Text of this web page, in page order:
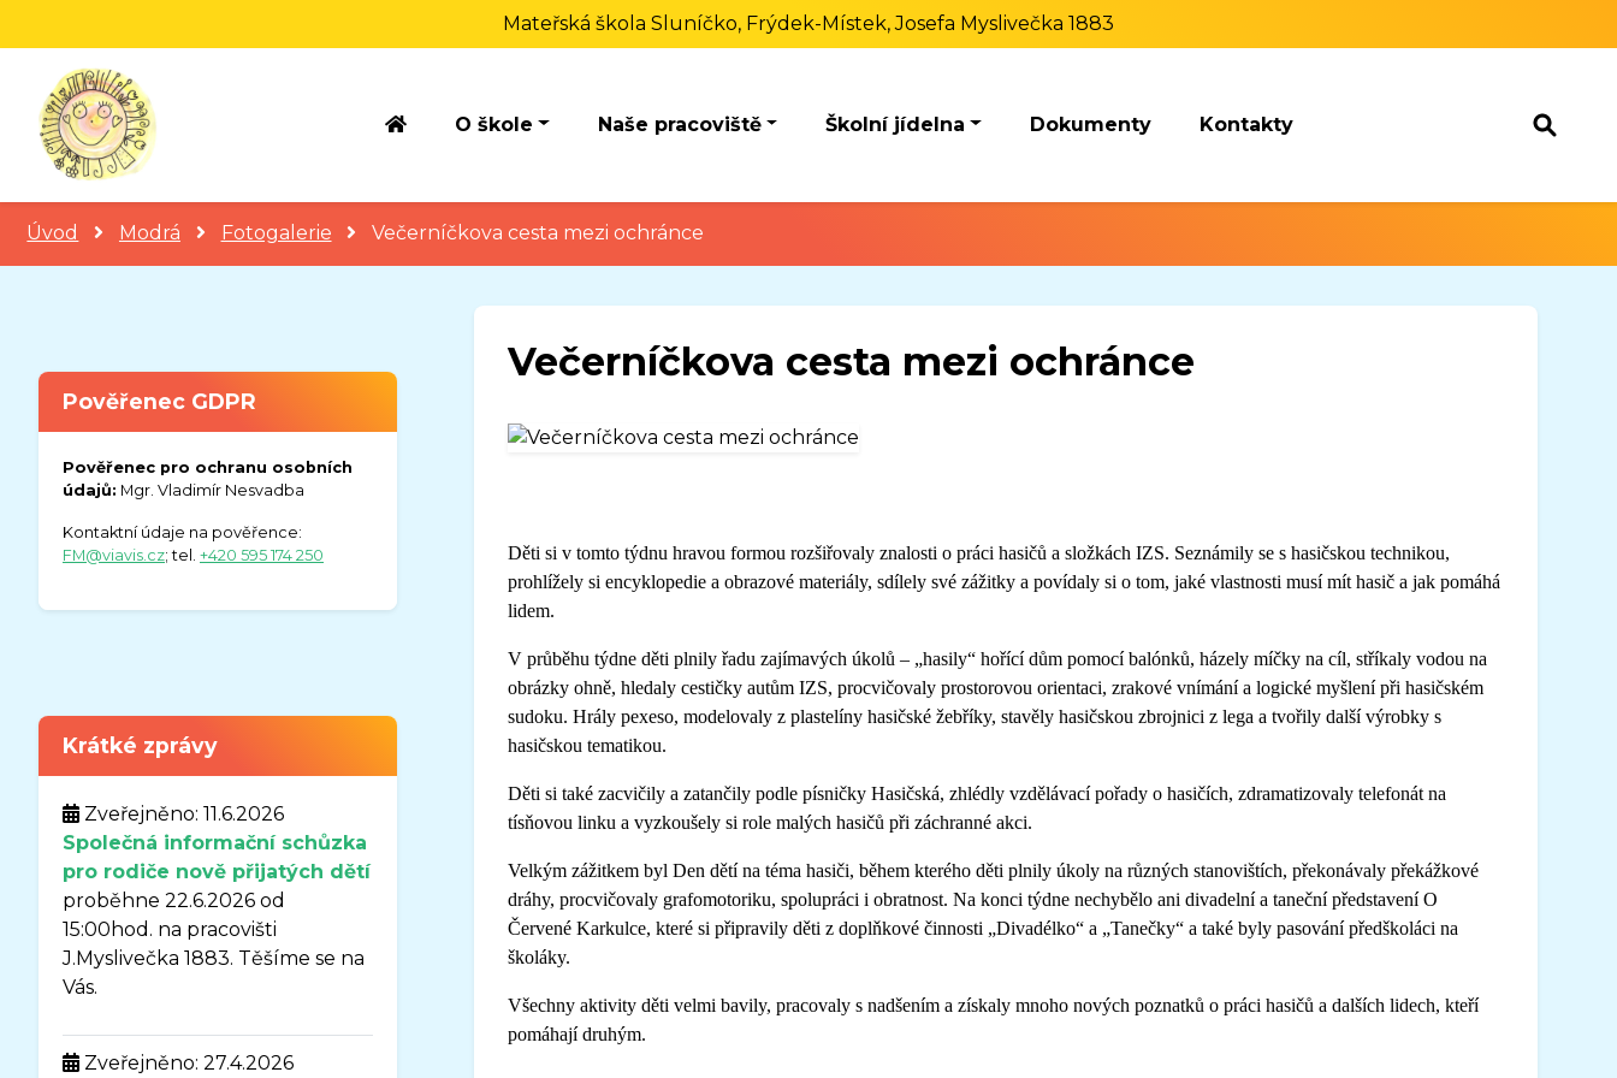
Mateřská škola Sluníčko, Frýdek-Místek, Josefa Myslivečka 1883
O škole Naše pracoviště Školní jídelna Dokumenty Kontakty
Úvod Modrá Fotogalerie Večerníčkova cesta mezi ochránce
Večerníčkova cesta mezi ochránce
Děti si v tomto týdnu hravou formou rozšiřovaly znalosti o práci hasičů a složkách IZS. Seznámily se s hasičskou technikou,
prohlížely si encyklopedie a obrazové materiály, sdílely své zážitky a povídaly si o tom, jaké vlastnosti musí mít hasič a jak pomáhá
lidem.
V průběhu týdne děti plnily řadu zajímavých úkolů – „hasily“ hořící dům pomocí balónků, házely míčky na cíl, stříkaly vodou na
obrázky ohně, hledaly cestičky autům IZS, procvičovaly prostorovou orientaci, zrakové vnímání a logické myšlení při hasičském
sudoku. Hrály pexeso, modelovaly z plastelíny hasičské žebříky, stavěly hasičskou zbrojnici z lega a tvořily další výrobky s
hasičskou tematikou.
Děti si také zacvičily a zatančily podle písničky Hasičská, zhlédly vzdělávací pořady o hasičích, zdramatizovaly telefonát na
tísňovou linku a vyzkoušely si role malých hasičů při záchranné akci.
Velkým zážitkem byl Den dětí na téma hasiči, během kterého děti plnily úkoly na různých stanovištích, překonávaly překážkové
dráhy, procvičovaly grafomotoriku, spolupráci i obratnost. Na konci týdne nechybělo ani divadelní a taneční představení O
Červené Karkulce, které si připravily děti z doplňkové činnosti „Divadélko“ a „Tanečky“ a také byly pasování předškoláci na
školáky.
Všechny aktivity děti velmi bavily, pracovaly s nadšením a získaly mnoho nových poznatků o práci hasičů a dalších lidech, kteří
pomáhají druhým.
Pověřenec GDPR
Pověřenec pro ochranu osobních
údajů: Mgr. Vladimír Nesvadba
Kontaktní údaje na pověřence:
FM@viavis.cz; tel. +420 595 174 250
Krátké zprávy
Zveřejněno: 11.6.2026
Společná informační schůzka
pro rodiče nově přijatých dětí
proběhne 22.6.2026 od
15:00hod. na pracovišti
J.Myslivečka 1883. Těšíme se na
Vás.
Zveřejněno: 27.4.2026